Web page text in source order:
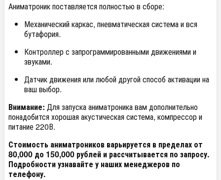
Аниматроник поставляется полностью в сборе:
Механический каркас, пневматическая система и вся
бутафория.
Контроллер с запрограммированными движениями и
звуками.
Датчик движения или любой другой способ активации на
ваш выбор.
Внимание: Для запуска аниматроника вам дополнительно
понадобится хорошая акустическая система, компрессор и
питание 220В.
Стоимость аниматроников варьируется в пределах от
80,000 до 150,000 рублей и рассчитывается по запросу.
Подробности узнавайте у наших менеджеров по
телефону.